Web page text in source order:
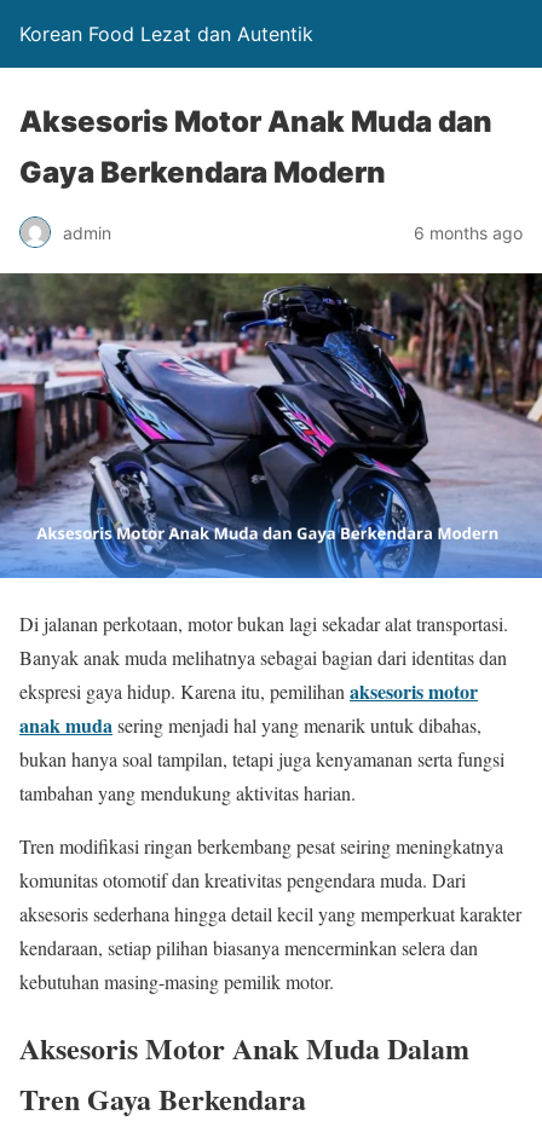
Korean Food Lezat dan Autentik
Aksesoris Motor Anak Muda dan
Gaya Berkendara Modern
admin 6 months ago
Di jalanan perkotaan, motor bukan lagi sekadar alat transportasi.
Banyak anak muda melihatnya sebagai bagian dari identitas dan
ekspresi gaya hidup. Karena itu, pemilihan aksesoris motor
anak mudasering menjadi hal yang menarik untuk dibahas,
bukan hanya soal tampilan, tetapi juga kenyamanan serta fungsi
tambahan yang mendukung aktivitas harian.
Tren modifikasi ringan berkembang pesat seiring meningkatnya
komunitas otomotif dan kreativitas pengendara muda. Dari
aksesoris sederhana hingga detail kecil yang memperkuat karakter
kendaraan, setiap pilihan biasanya mencerminkan selera dan
kebutuhan masing-masing pemilik motor.
Aksesoris Motor Anak Muda Dalam
Tren Gaya Berkendara